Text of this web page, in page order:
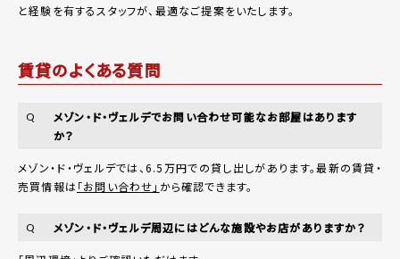
と経験を有するスタッフが、最適なご提案をいたします。
賃貸のよくある質問
Q
メゾン・ド・ヴェルデでお問い合わせ可能なお部屋はあります
か？
メゾン・ド・ヴェルデでは、6.5万円での貸し出しがあります。最新の賃貸・
売買情報は「お問い合わせ」 から確認できます。
Q メゾン・ド・ヴェルデ周辺にはどんな施設やお店がありますか？